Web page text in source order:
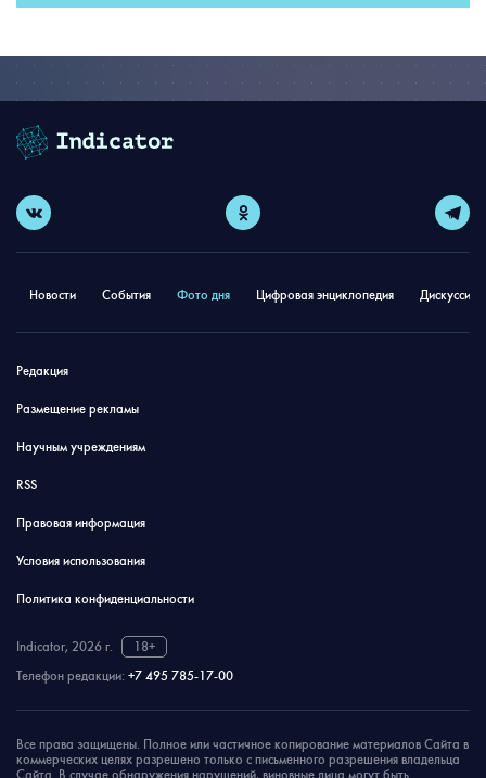
Новости События Фото дня Цифровая энциклопедия
Редакция
Размещение рекламы
Научным учреждениям
RSS
Правовая информация
Условия использования
Политика конфиденциальности
Indicator, 2026 г.
18+
Телефон редакции: +7 495 785-17-00
Все права защищены. Полное или частичное копирование материалов Сайта в
коммерческих целях разрешено только с письменного разрешения владельца
Сайта. В случае обнаружения нарушений, виновные лица могут быть